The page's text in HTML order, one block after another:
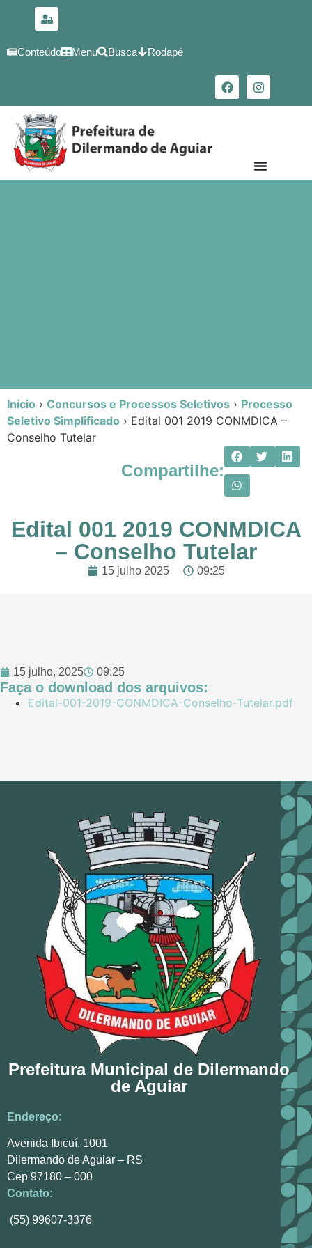
conteúdo
Conteúdo Menu Busca Rodapé
Início › Concursos e Processos Seletivos › Processo
Seletivo Simplificado › Edital 001 2019 CONMDICA –
Conselho Tutelar
Compartilhe:
Edital 001 2019 CONMDICA
– Conselho Tutelar
15 julho 2025 09:25
15 julho, 2025 09:25
Faça o download dos arquivos:
Edital-001-2019-CONMDICA-Conselho-Tutelar.pdf
Prefeitura Municipal de Dilermando
de Aguiar
Endereço:
Avenida Ibicuí, 1001
Dilermando de Aguiar – RS
Cep 97180 – 000
Contato:
(55) 99607-3376